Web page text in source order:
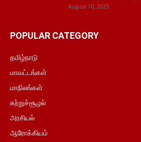
August 10, 2023
POPULAR CATEGORY
தமிழ்நாடு
மாவட்டங்கள்
மாநிலங்கள்
சுற்றுச்சூழல்
அரசியல்
ஆரோக்கியம்